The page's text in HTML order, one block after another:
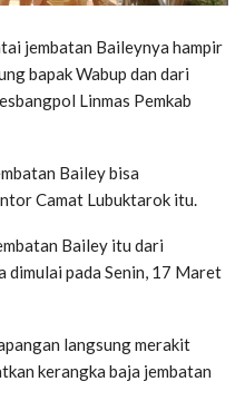
jembatan Baileynya hampir
bapak Wabup dan dari
Linmas Pemkab
Bailey bisa
Camat Lubuktarok itu.
Bailey itu dari
dimulai pada Senin, 17 Maret
langsung merakit
kerangka baja jembatan